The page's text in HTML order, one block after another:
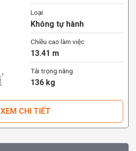
Loại
Không tự hành
Chiều cao làm việc
13.41 m
Tải trọng nâng
136 kg
XEM CHI TIẾT